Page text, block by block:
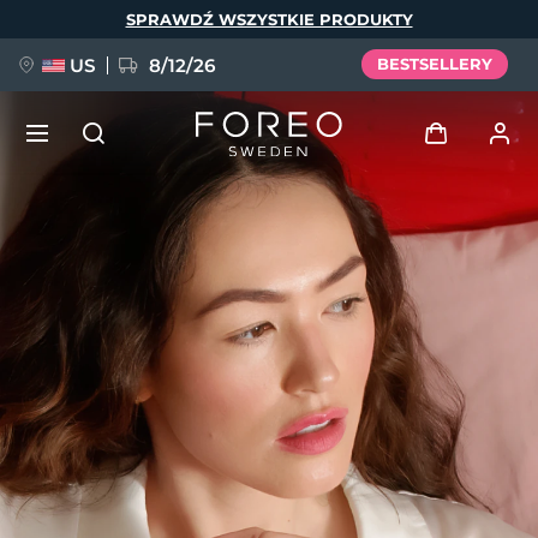
SPRAWDŹ WSZYSTKIE PRODUKTY
US 8/12/26 BESTSELLERY
Zaloguj
Profil użytkownika
Moje urządzenia
Moje zamówienia
Moje adresy
Moje subskrypcje
FAQ™ Pure Beauty-Tech Elixir
BREAKING NEWS
issa™ Teeth Whitening Set
Język
English Deutsch
Español
Français
Português
Polski
Svenska
Русский
Türkçe
简体中文 繁體中文